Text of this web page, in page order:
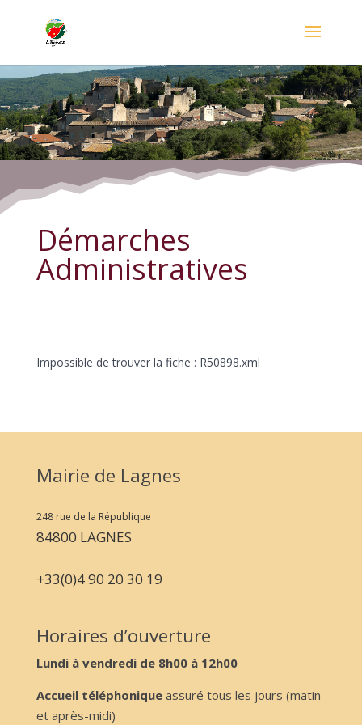
Démarches Administratives
Démarches
Administratives
Impossible de trouver la fiche : R50898.xml
Mairie de Lagnes
248 rue de la République
84800 LAGNES
+33(0)4 90 20 30 19
Horaires d’ouverture
Lundi à vendredi de 8h00 à 12h00
Accueil téléphoniqueassuré tous les jours (matin
et après-midi)